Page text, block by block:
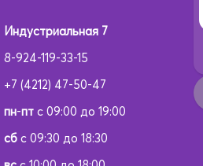
Индустриальная 7
8-924-119-33-15
+7 (4212) 47-50-47
пн-птс 09:00 до 19:00
сбс 09:30 до 18:30